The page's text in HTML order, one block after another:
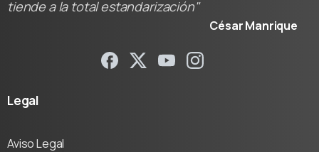
tiende a la total estandarización"
César Manrique
Legal
Aviso Legal